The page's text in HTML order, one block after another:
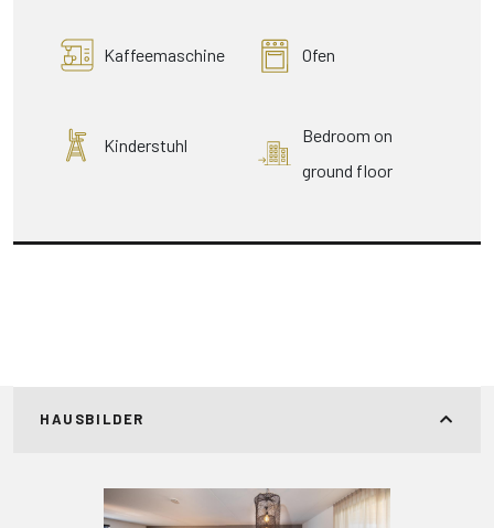
Kaffeemaschine Ofen
Kinderstuhl
Bedroom on
ground floor
HAUSBILDER